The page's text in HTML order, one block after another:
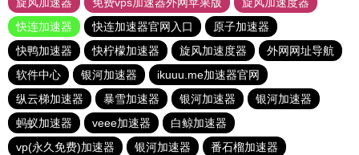
旋风加速器
免费vps加速器外网苹果版
旋风加速度器
快连加速器
快连加速器官网入口
原子加速器
快鸭加速器
快柠檬加速器 旋风加速度器
外网网址导航
软件中心
银河加速器
ikuuu.me加速器官网
纵云梯加速器
暴雪加速器 银河加速器
银河加速器
蚂蚁加速器
veee加速器
白鲸加速器
vp(永久免费)加速器
银河加速器 番石榴加速器